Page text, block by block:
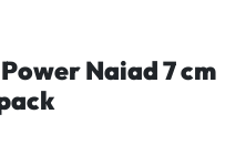
Naiad 7 cm